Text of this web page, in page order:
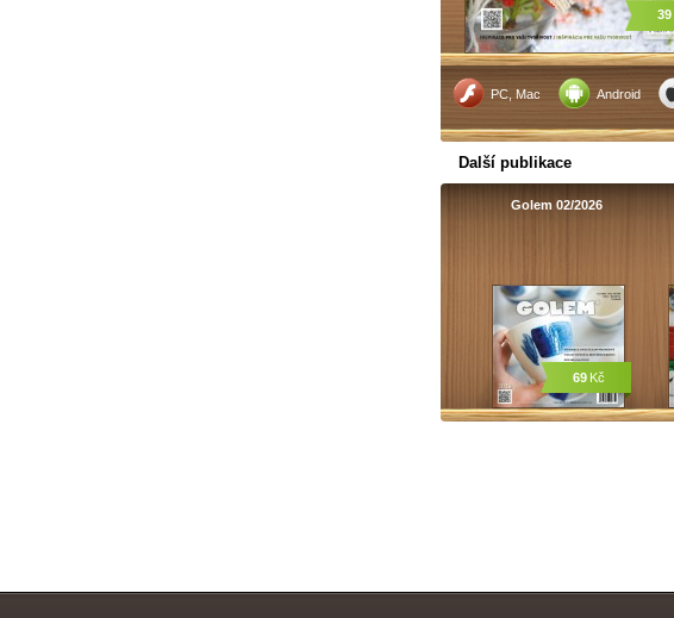
PC, Mac Android
39
Další publikace
Golem 02/2026
69 Kč